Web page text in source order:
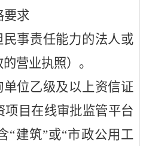
要求
事责任能力的法人或
营业执照）。
位乙级及以上资信证
项目在线审批监管平台
“建筑”或“市政公用工